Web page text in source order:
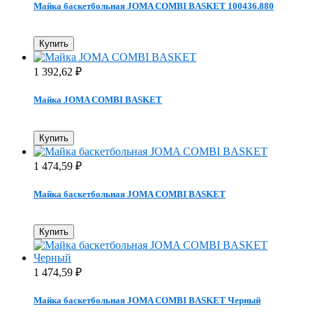
Майка баскетбольная JOMA COMBI BASKET 100436.880
Купить
1 392,62 ₽
Майка JOMA COMBI BASKET
Купить
1 474,59 ₽
Майка баскетбольная JOMA COMBI BASKET
Купить
1 474,59 ₽
Майка баскетбольная JOMA COMBI BASKET Черный